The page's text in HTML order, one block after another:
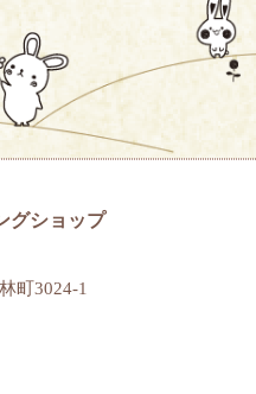
グショップ
町3024-1